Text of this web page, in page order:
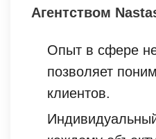
Агентством
Опыт в сфере
позволяет
клиентов.